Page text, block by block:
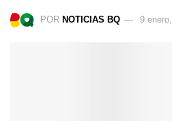
POR NOTICIAS BQ 9